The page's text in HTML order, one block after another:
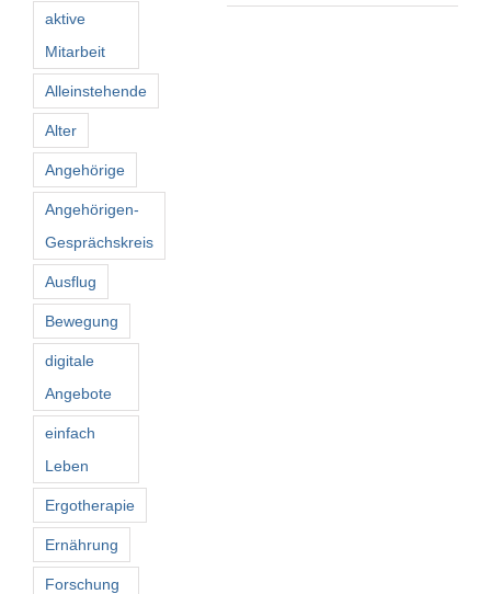
aktive
Mitarbeit
Alleinstehende
Alter
Angehörige
Angehörigen-
Gesprächskreis
Ausflug
Bewegung
digitale
Angebote
einfach
Leben
Ergotherapie
Ernährung
Forschung